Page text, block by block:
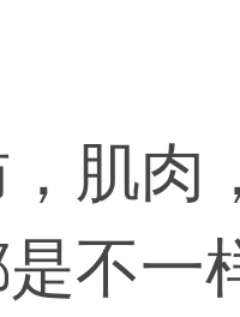
肌肉
不一